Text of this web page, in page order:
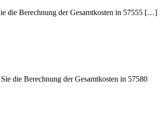
die Berechnung der Gesamtkosten in 57555 […]
die Berechnung der Gesamtkosten in 57580